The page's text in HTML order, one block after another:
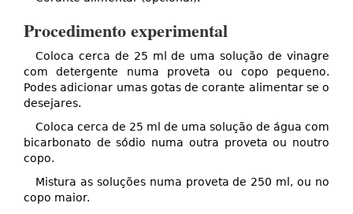
Procedimento experimental
Coloca cerca de 25 ml de uma solução de vinagre
com detergente numa proveta ou copo pequeno.
Podes adicionar umas gotas de corante alimentar se o
desejares.
Coloca cerca de 25 ml de uma solução de água com
bicarbonato de sódio numa outra proveta ou noutro
copo.
Mistura as soluções numa proveta de 250 ml, ou no
copo maior.